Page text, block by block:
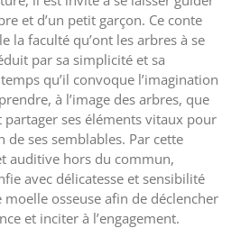
et d’un petit garçon. Ce conte
la faculté qu’ont les arbres à se
par sa simplicité et sa
qu’il convoque l’imagination
à l’image des arbres, que
ses éléments vitaux pour
de ses semblables. Par cette
auditive hors du commun,
avec délicatesse et sensibilité
osseuse afin de déclencher
et inciter à l’engagement.